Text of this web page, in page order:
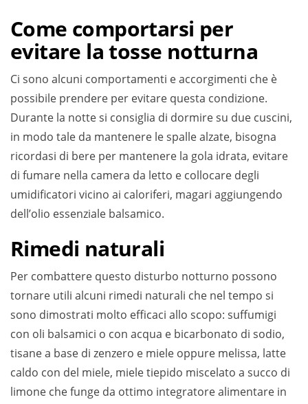
Come comportarsi per
evitare la tosse notturna
Ci sono alcuni comportamenti e accorgimenti che è
possibile prendere per evitare questa condizione.
Durante la notte si consiglia di dormire su due cuscini,
in modo tale da mantenere le spalle alzate, bisogna
ricordasi di bere per mantenere la gola idrata, evitare
di fumare nella camera da letto e collocare degli
umidificatori vicino ai caloriferi, magari aggiungendo
dell’olio essenziale balsamico.
Rimedi naturali
Per combattere questo disturbo notturno possono
tornare utili alcuni rimedi naturali che nel tempo si
sono dimostrati molto efficaci allo scopo: suffumigi
con oli balsamici o con acqua e bicarbonato di sodio,
tisane a base di zenzero e miele oppure melissa, latte
caldo con del miele, miele tiepido miscelato a succo di
limone che funge da ottimo integratore alimentare in